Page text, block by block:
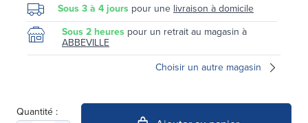
Sous 3 à 4 jours pour une livraison à domicile
Sous 2 heures pour un retrait au magasin à
ABBEVILLE
Choisir un autre magasin
Quantité :